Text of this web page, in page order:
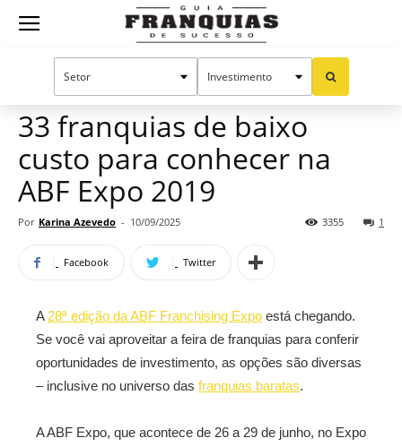
Guia
Oportunidades e tendências
33 franquias de baixo
custo para conhecer na
ABF Expo 2019
Por Karina Azevedo - 10/09/2025 1
3355
Facebook Twitter
A 28ª edição da ABF Franchising Expo está chegando.
Se você vai aproveitar a feira de franquias para conferir
oportunidades de investimento, as opções são diversas
– inclusive no universo das franquias baratas.
A ABF Expo, que acontece de 26 a 29 de junho, no Expo